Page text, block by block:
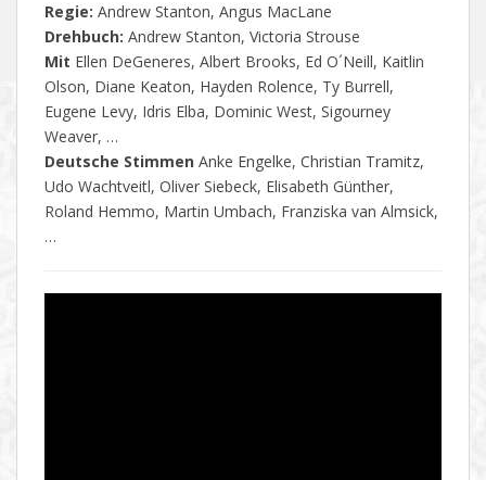
Regie: Andrew Stanton, Angus MacLane
Drehbuch: Andrew Stanton, Victoria Strouse
Mit Ellen DeGeneres, Albert Brooks, Ed O´Neill, Kaitlin
Olson, Diane Keaton, Hayden Rolence, Ty Burrell,
Eugene Levy, Idris Elba, Dominic West, Sigourney
Weaver, …
Deutsche Stimmen Anke Engelke, Christian Tramitz,
Udo Wachtveitl, Oliver Siebeck, Elisabeth Günther,
Roland Hemmo, Martin Umbach, Franziska van Almsick,
…